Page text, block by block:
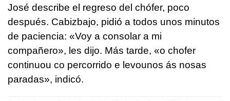
José describe el regreso del chófer, poco
después. Cabizbajo, pidió a todos unos minutos
de paciencia: «Voy a consolar a mi
compañero», les dijo. Más tarde, «o chofer
continuou co percorrido e levounos ás nosas
paradas», indicó.